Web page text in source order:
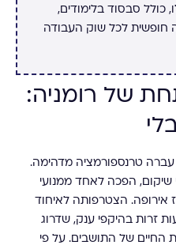
כולל סבסוד בלימודים,
חופשית לכל שוק העבודה
של רומניה:
טרנספורמציה מדהימה.
הפכה לאחד ממנועי
אירופה. הצטרפותה לאיחוד
זרות בהיקפי ענק, שדרוג
החיים של התושבים. על פי